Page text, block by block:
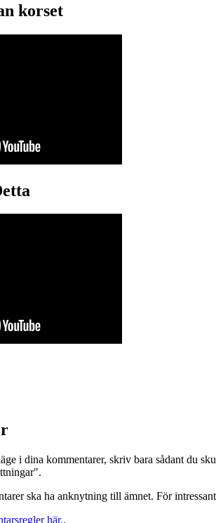
korset
i dina kommentarer, skriv bara sådant du
ska ha anknytning till ämnet. För
här..